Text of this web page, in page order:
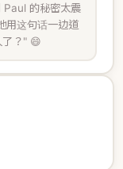
Paul 的秘密太震
这句话一边道
了？" 😄